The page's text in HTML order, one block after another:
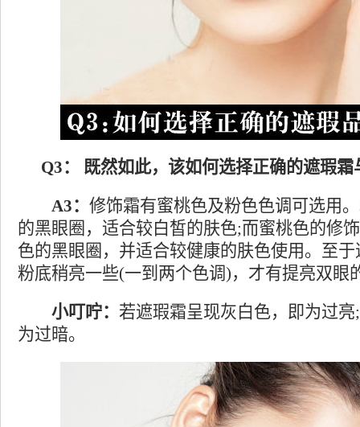
Q3： 既然如此，该如何选择正确的遮瑕
A3： 修饰霜有蜜桃色及粉色色调可选用
的黑眼圈，适合较白皙的肤色;而蜜桃色的修
色的黑眼圈，并适合较健康的肤色使用。至
粉底稍亮一些(一到两个色调)，才有提亮双眼
小叮咛： 若遮瑕霜呈现灰白色，即为过
为过暗。